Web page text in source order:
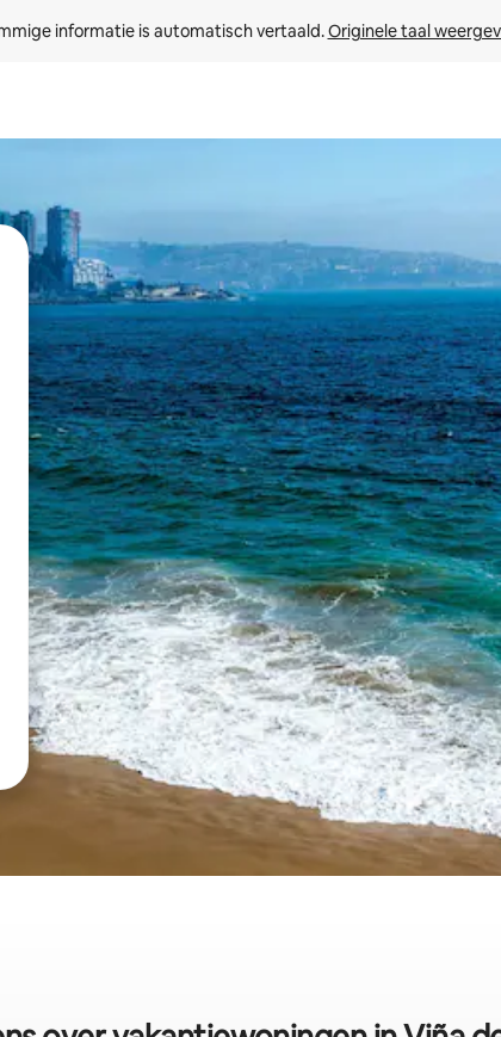
informatie is automatisch vertaald. Originele taal
met je de pijltjestoetsen omhoog en omlaag, óf door te